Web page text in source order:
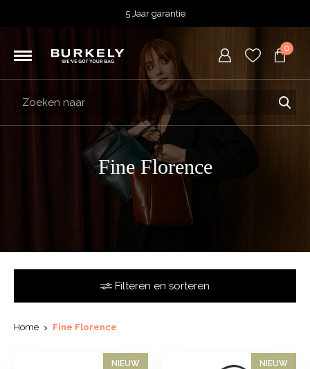
5 Jaar garantie
Besteld voor 15:00 = vandaag verzonden.
Gratis verzending van je bestelling
Gratis retourneren
5 Jaar garantie
Beoordeeld met een4,51 uit 5 op TrustedShops
0
Fine Florence
Filteren en sorteren
Home Fine Florence
NIEUW NIEUW